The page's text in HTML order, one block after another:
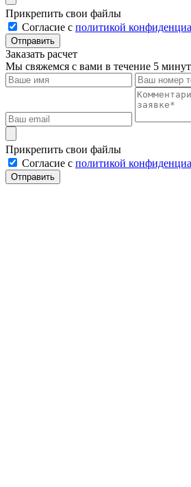
Прикрепить свои файлы
Cогласие с политикой
Отправить
Заказать расчет
Мы свяжемся с вами в течение 5 минут
Прикрепить свои файлы
Cогласие с политикой
Отправить